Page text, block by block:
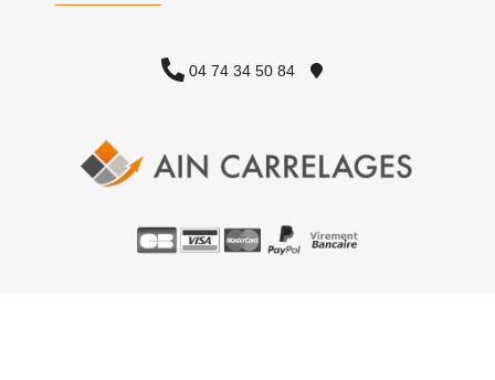
04 74 34 50 84